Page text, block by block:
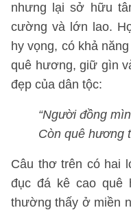
nhưng lại sở hữu
cường và lớn lao.
hy vọng, có khả
quê hương, giữ gìn
đẹp của dân tộc:
“Người đồng
Còn quê hương
Câu thơ trên có hai
đục đá kê cao quê
thường thấy ở miền